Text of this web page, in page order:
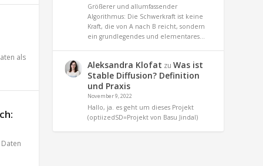
als
Daten
Größerer und allumfassender
Algorithmus: Die Schwerkraft ist keine
Kraft, die von A nach B reicht, sondern
ein grundlegendes und elementares…
Aleksandra Klofat zuWas ist
Stable Diffusion? Definition
und Praxis
November 9, 2022
Hallo, ja. es geht um dieses Projekt
(optiizedSD=Projekt von Basu Jindal)